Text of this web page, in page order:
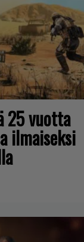
25 vuotta
ilmaiseksi